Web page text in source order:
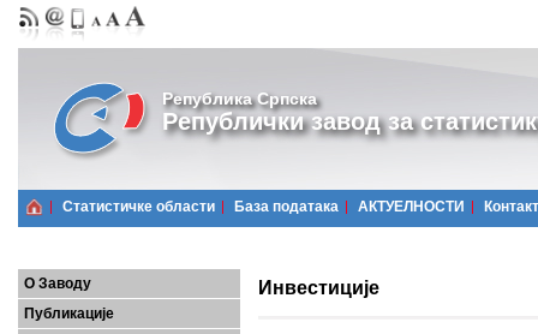
Република Српска
Републички завод за
Статистичке области Базa података АКТУЕЛНОСТИ Контакт
О Заводу
Публикације
Инвестиције